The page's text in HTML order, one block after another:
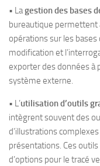
• Lagestion des bases
bureautique permettent
opérations sur les bases
modification et
exporter des données à
système externe.
• L’utilisation d’outils
intègrent souvent des
d’illustrations
présentations. Ces
d’options pour le tracé